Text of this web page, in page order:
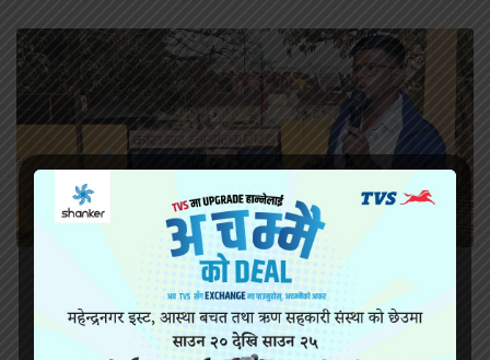
सिरहा कारागारको अवस्थाबारे राईनको गम्भीर प्रश्न